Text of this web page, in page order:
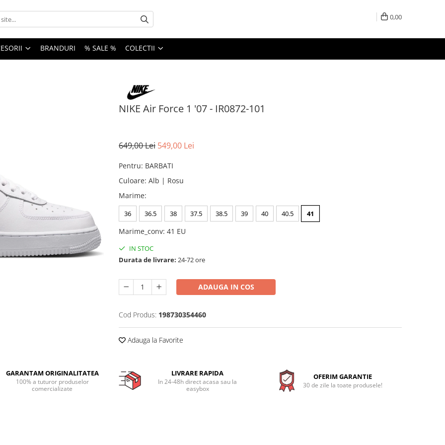
0,00
BRANDURI % SALE % COLECTII
NIKE Air Force 1 '07 - IR0872-101
649,00 Lei 549,00 Lei
Pentru: BARBATI
Culoare: Alb | Rosu
Marime:
36 36.5 38 37.5 38.5 39 40 40.5 41
Marime_conv: 41 EU
IN STOC
Durata de livrare: 24-72 ore
ADAUGA IN COS
Cod Produs: 198730354460
Adauga la Favorite
GARANTAM ORIGINALITATEA
100% a tuturor produselor
comercializate
LIVRARE RAPIDA
In 24-48h direct acasa sau la
easybox
OFERIM GARANTIE
30 de zile la toate produsele!